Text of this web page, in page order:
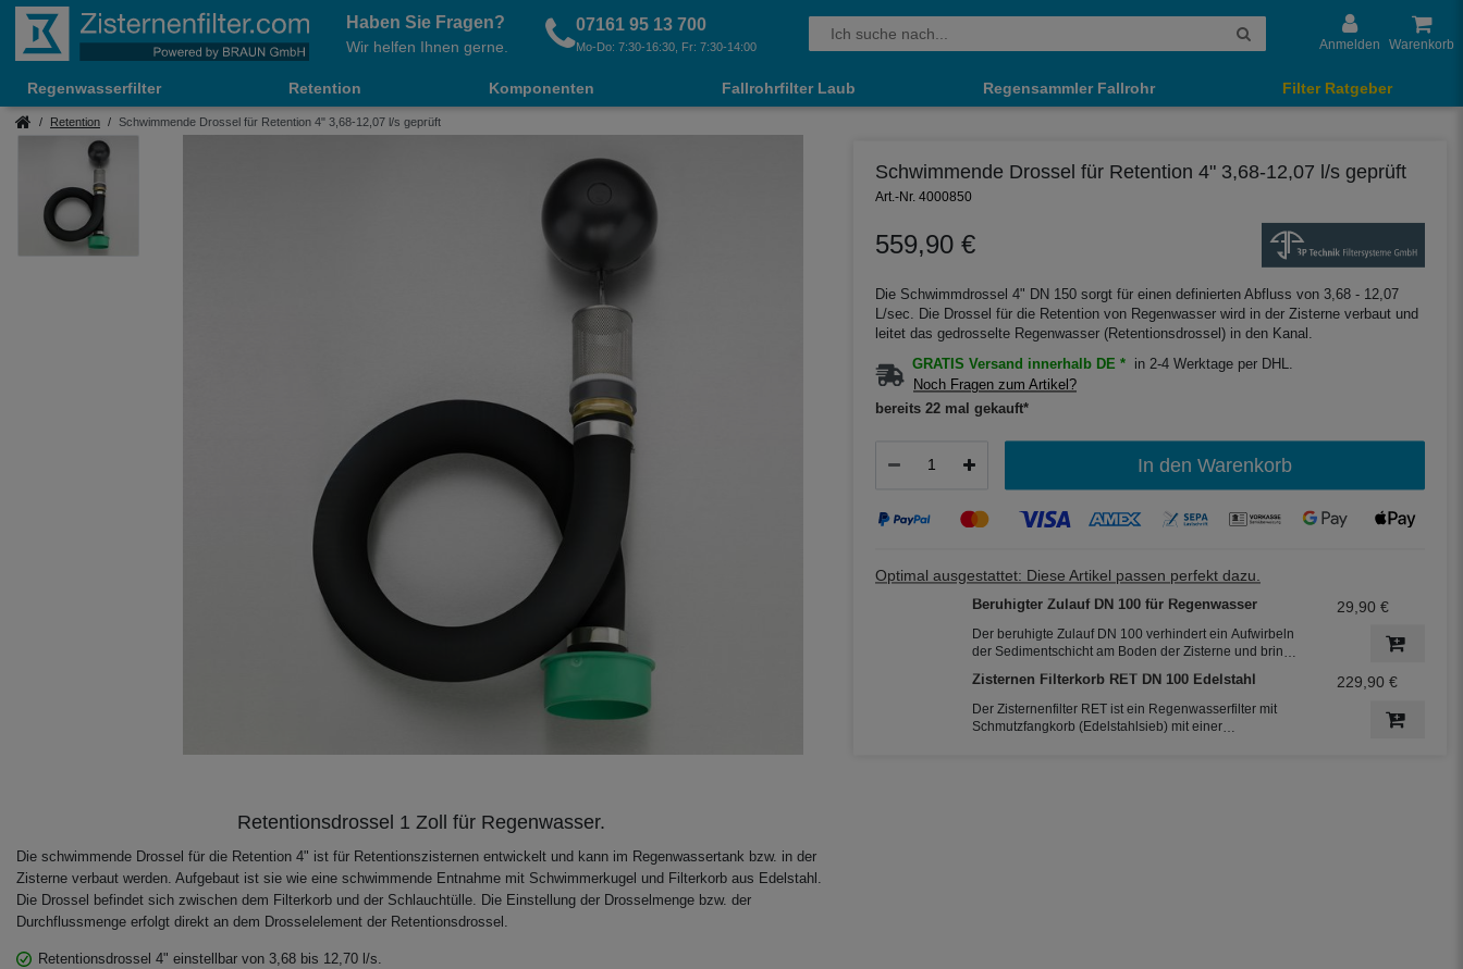
Haben Sie Fragen?
Wir helfen Ihnen gerne.
07161 95 13 700
Mo-Do: 7:30-16:30, Fr: 7:30-14:00 Anmelden Warenkorb
Regenwasserfilter Retention Komponenten Fallrohrfilter Laub Regensammler Fallrohr Filter Ratgeber
Retention Schwimmende Drossel für Retention 4" 3,68-12,07 l/s geprüft
Schwimmende Drossel für Retention 4" 3,68-12,07 l/s geprüft
Art.-Nr. 4000850
559,90 €
Die Schwimmdrossel 4" DN 150 sorgt für einen definierten Abfluss von 3,68 - 12,07
L/sec. Die Drossel für die Retention von Regenwasser wird in der Zisterne verbaut und
leitet das gedrosselte Regenwasser (Retentionsdrossel) in den Kanal.
GRATIS Versand innerhalb DE *
in 2-4 Werktage per DHL.
Noch Fragen zum Artikel?
bereits 22 mal gekauft*
In den Warenkorb
Optimal ausgestattet: Diese Artikel passen perfekt dazu.
Beruhigter Zulauf DN 100 für Regenwasser
Der beruhigte Zulauf DN 100 verhindert ein Aufwirbeln
der Sedimentschicht am Boden der Zisterne und bringt
So bleibt das Regenwasser frisch. Der beruhigte Zulauf
ist die 2. Reinigungsstufe in der Zisterne.
29,90 €
Zisternen Filterkorb RET DN 100 Edelstahl
Der Zisternenfilter RET ist ein Regenwasserfilter mit
Schmutzfangkorb (Edelstahlsieb) mit einer
229,90 €
Retentionsdrossel 1 Zoll für Regenwasser.
Die schwimmende Drossel für die Retention 4" ist für Retentionszisternen entwickelt und kann im Regenwassertank bzw. in der
Zisterne verbaut werden. Aufgebaut ist sie wie eine schwimmende Entnahme mit Schwimmerkugel und Filterkorb aus Edelstahl.
Die Drossel befindet sich zwischen dem Filterkorb und der Schlauchtülle. Die Einstellung der Drosselmenge bzw. der
Durchflussmenge erfolgt direkt an dem Drosselelement der Retentionsdrossel.
Retentionsdrossel 4" einstellbar von 3,68 bis 12,70 l/s.